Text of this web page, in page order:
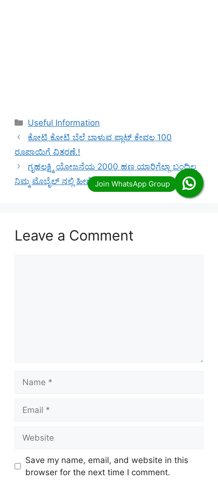
Categories
Useful Information
ಕೋಟಿ ಕೋಟಿ ಬೆಲೆ ಬಾಳುವ ಫ್ಲಾಟ್ ಕೇವಲ 100
ರೂಪಾಯಿಗೆ ವಿತರಣೆ.!
ಗೃಹಲಕ್ಷ್ಮಿ ಯೋಜನೆಯ 2000 ಹಣ ಯಾರಿಗೆಲ್ಲಾ ಬಂದಿಲ್ಲ
ನಿಮ್ಮ ಮೊಬೈಲ್ ನಲ್ಲಿ ಹೀಗೆ ಮಾಡಿ ಹಣ ಬರುತ್ತದೆ.!
Leave a Comment
Save my name, email, and website in this
browser for the next time I comment.